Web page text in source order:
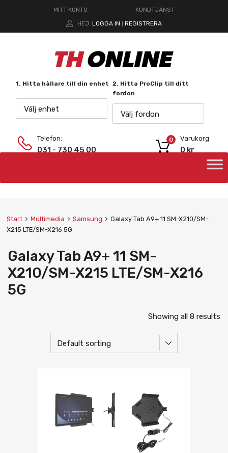
MITT KONTO
KUNDTJÄNST
HEJ. LOGGA IN REGISTRERA
1. Hitta hållare till din enhet
Välj enhet
2. Hitta ProClip till ditt
fordon
Välj fordon
Telefon:
031 - 730 45 00
Varukorg
0 kr
0
Start Multimedia Samsung
Galaxy Tab A9+ 11 SM-X210/SM-
X215 LTE/SM-X216 5G
Galaxy Tab A9+ 11 SM-
X210/SM-X215 LTE/SM-X216
5G
Showing all 8 results